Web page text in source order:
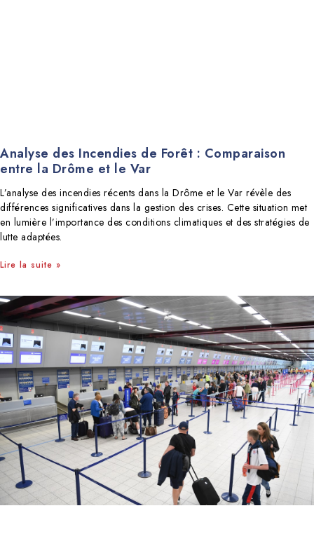
Analyse des Incendies de Forêt : Comparaison
entre la Drôme et le Var
L’analyse des incendies récents dans la Drôme et le Var révèle des
différences significatives dans la gestion des crises. Cette situation met
en lumière l’importance des conditions climatiques et des stratégies de
lutte adaptées.
Lire la suite »